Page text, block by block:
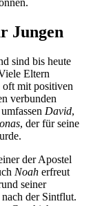
Jungen
sind bis heute
Eltern
oft mit positiven
verbunden
David,
, der für seine
der Apostel
Noah erfreut
seiner
der Sintflut.